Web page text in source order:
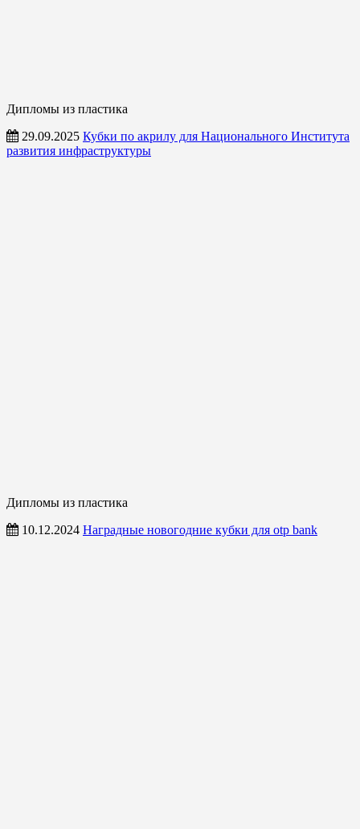
Дипломы из пластика
29.09.2025 Кубки по акрилу для Национального Института
развития инфраструктуры
Дипломы из пластика
10.12.2024 Наградные новогодние кубки для otp bank